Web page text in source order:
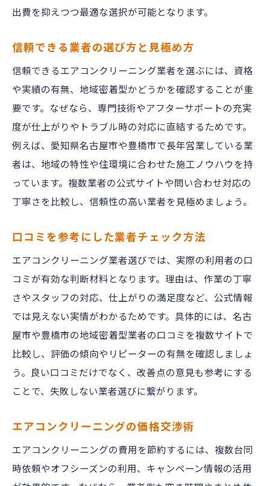
出費を抑えつつ最適な選択が可能となります。
信頼できる業者の選び方と見極め方
信頼できるエアコンクリーニング業者を選ぶには、資格
や実績の有無、地域密着型かどうかを確認することが重
要です。なぜなら、専門技術やアフターサポートの充実
度が仕上がりやトラブル時の対応に直結するためです。
例えば、愛知県名古屋市や豊橋市で長年営業している業
者は、地域の特性や住環境に合わせた施工ノウハウを持
っています。複数業者の公式サイトや問い合わせ対応の
丁寧さを比較し、信頼性の高い業者を見極めましょう。
口コミを参考にした業者チェック方法
エアコンクリーニング業者選びでは、実際の利用者の口
コミが有効な判断材料となります。理由は、作業の丁寧
さやスタッフの対応、仕上がりの満足度など、公式情報
では見えない実情がわかるためです。具体的には、名古
屋市や豊橋市の地域密着型業者の口コミを複数サイトで
比較し、評価の傾向やリピーターの有無を確認しましょ
う。良い口コミだけでなく、改善点の意見も参考にする
ことで、失敗しない業者選びに繋がります。
エアコンクリーニングの価格交渉術
エアコンクリーニングの費用を節約するには、複数台同
時依頼やオフシーズンの利用、キャンペーン情報の活用